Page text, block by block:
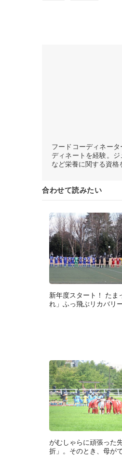
フードコーディネー
ディネートを経験。
など栄養に関する資格
合わせて読みたい
新年度スタート！ たま
れ」ふっ飛ぶリカバリ
がむしゃらに頑張った
折」。そのとき、母が